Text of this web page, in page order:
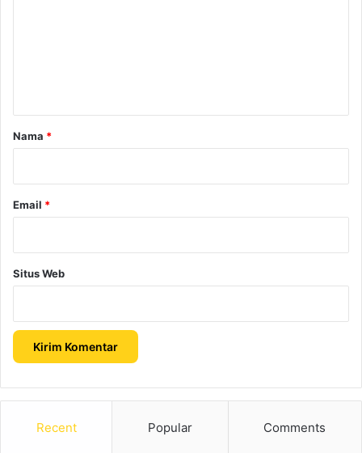
rNama *
Email *
Situs Web
Recent Popular Comments